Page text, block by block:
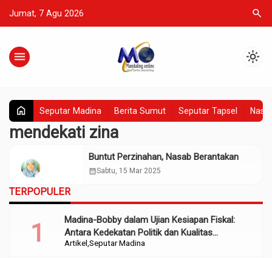
Jumat, 7 Agu 2026 search
menu light_mode
home Seputar Madina Berita Sumut Seputar Tapsel
mendekati zina
Buntut Perzinahan, Nasab Berantakan
calendar_monthSabtu, 15 Mar 2025
TERPOPULER
Artikel Seputar Madina
Madina-Bobby dalam Ujian Kesiapan Fiskal:
Antara Kedekatan Politik dan Kualitas
Perencanaan